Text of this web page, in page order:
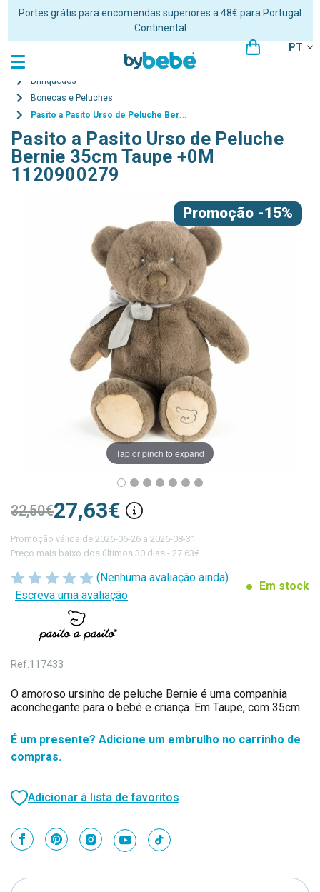
Portes grátis para encomendas superiores a 48€ para Portugal
Continental
PT
Brinquedos
Bonecas e Peluches
Pasito a Pasito Urso de Peluche Bernie 35cm Taupe +0M 1120900279
Pasito a Pasito Urso de Peluche
Bernie 35cm Taupe +0M
1120900279
Tap or pinch to expand
Promoção -15%
(Nenhuma avaliação ainda)
Escreva uma avaliação
Em stock
27,63€
32,50€
Promoção válida de 2026-06-26 a 2026-08-31
Preço mais baixo dos últimos 30 dias - 27.63€
Ref.117433
O amoroso ursinho de peluche Bernie é uma companhia
aconchegante para o bebé e criança. Em Taupe, com 35cm.
É um presente? Adicione um embrulho no carrinho de
compras.
Adicionar à lista de favoritos